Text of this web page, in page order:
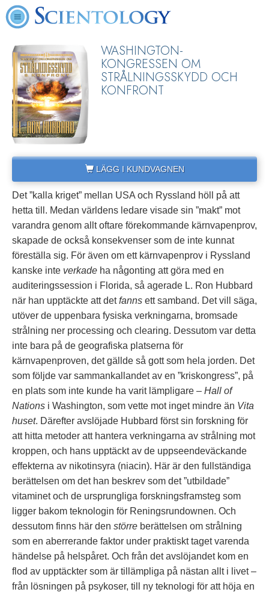
WASHINGTON-
KONGRESSEN OM
STRÅLNINGSSKYDD OCH
KONFRONT
LÄGG I KUNDVAGNEN
Det ”kalla kriget” mellan USA och Ryssland höll på att
hetta till. Medan världens ledare visade sin ”makt” mot
varandra genom allt oftare förekommande kärnvapenprov,
skapade de också konsekvenser som de inte kunnat
föreställa sig. För även om ett kärnvapenprov i Ryssland
kanske inte verkade ha någonting att göra med en
auditeringssession i Florida, så agerade L. Ron Hubbard
när han upptäckte att detfanns ett samband. Det vill säga,
utöver de uppenbara fysiska verkningarna, bromsade
strålning ner processing och clearing. Dessutom var detta
inte bara på de geografiska platserna för
kärnvapenproven, det gällde så gott som hela jorden. Det
som följde var sammankallandet av en ”kriskongress”, på
en plats som inte kunde ha varit lämpligare – Hall of
Nations i Washington, som vette mot inget mindre än Vita
huset. Därefter avslöjade Hubbard först sin forskning för
att hitta metoder att hantera verkningarna av strålning mot
kroppen, och hans upptäckt av de uppseendeväckande
effekterna av nikotinsyra (niacin). Här är den fullständiga
berättelsen om det han beskrev som det ”utbildade”
vitaminet och de ursprungliga forskningsframsteg som
ligger bakom teknologin för Reningsrundownen. Och
dessutom finns här den större berättelsen om strålning
som en aberrerande faktor under praktiskt taget varenda
händelse på helspåret. Och från det avslöjandet kom en
flod av upptäckter som är tillämpliga på nästan allt i livet –
från lösningen på psykoser, till ny teknologi för att höja en